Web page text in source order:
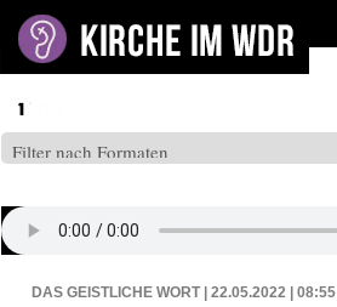
DAS GEISTLICHE WORT | 22.05.2022 | 08:55